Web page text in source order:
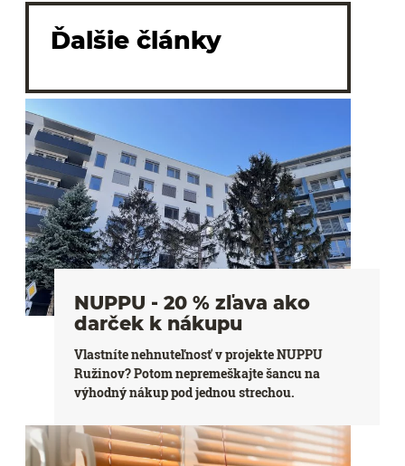
Ďalšie články
NUPPU - 20 % zľava ako
darček k nákupu
Vlastníte nehnuteľnosť v projekte NUPPU
Ružinov? Potom nepremeškajte šancu na
výhodný nákup pod jednou strechou.